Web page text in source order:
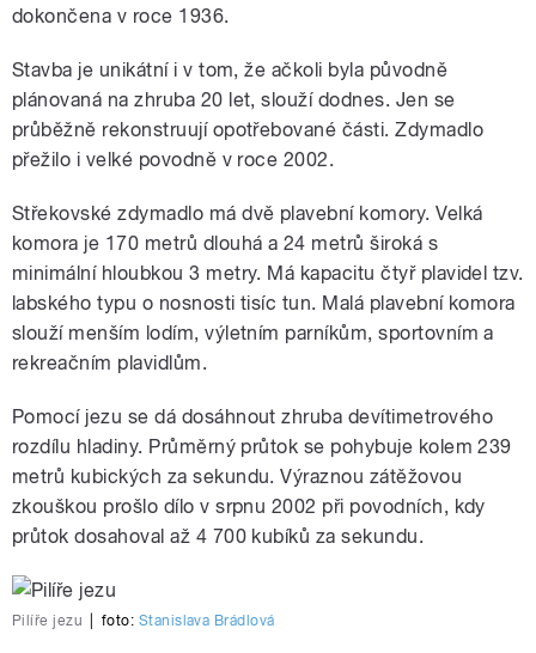
dokončena v roce 1936.
Stavba je unikátní i v tom, že ačkoli byla původně
plánovaná na zhruba 20 let, slouží dodnes. Jen se
průběžně rekonstruují opotřebované části. Zdymadlo
přežilo i velké povodně v roce 2002.
Střekovské zdymadlo má dvě plavební komory. Velká
komora je 170 metrů dlouhá a 24 metrů široká s
minimální hloubkou 3 metry. Má kapacitu čtyř plavidel tzv.
labského typu o nosnosti tisíc tun. Malá plavební komora
slouží menším lodím, výletním parníkům, sportovním a
rekreačním plavidlům.
Pomocí jezu se dá dosáhnout zhruba devítimetrového
rozdílu hladiny. Průměrný průtok se pohybuje kolem 239
metrů kubických za sekundu. Výraznou zátěžovou
zkouškou prošlo dílo v srpnu 2002 při povodních, kdy
průtok dosahoval až 4 700 kubíků za sekundu.
Pilíře jezu foto: Stanislava Brádlová